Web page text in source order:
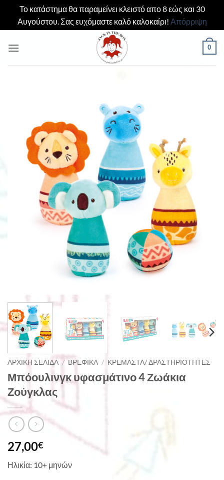
Το κατάστημα θα παραμείνει κλειστό απο 8 εώς και 30
Αυγούστου. Σας ευχόμαστε καλό καλοκαίρι! Απόρριψη
στο
0
ΑΡΧΙΚΉ ΣΕΛΊΔΑ / ΒΡΕΦΙΚΆ / ΚΡΕΜΑΣΤΆ/ ΔΡΑΣΤΗΡΙΌΤΗΤΕΣ
Μπόουλινγκ υφασμάτινο 4 Ζωάκια
Ζούγκλας
27,00€
Ηλικία: 10+ μηνών